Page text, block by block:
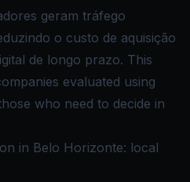
geram tráfego
o custo de aquisição
de longo prazo. This
evaluated using
who need to decide in
in Belo Horizonte: local